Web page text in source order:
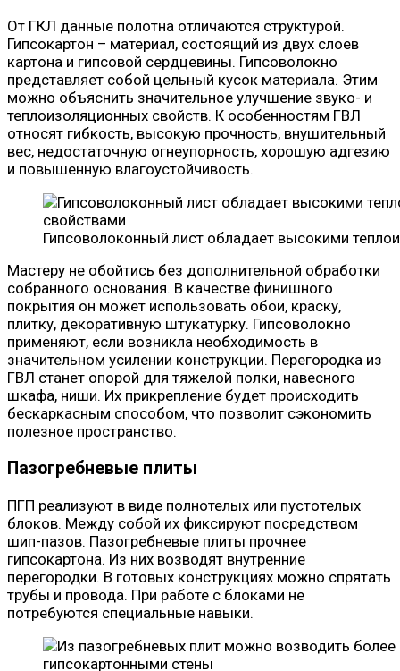
От ГКЛ данные полотна отличаются структурой.
Гипсокартон – материал, состоящий из двух слоев
картона и гипсовой сердцевины. Гипсоволокно
представляет собой цельный кусок материала. Этим
можно объяснить значительное улучшение звуко- и
теплоизоляционных свойств. К особенностям ГВЛ
относят гибкость, высокую прочность, внушительный
вес, недостаточную огнеупорность, хорошую адгезию
и повышенную влагоустойчивость.
Гипсоволоконный лист обладает высокими
Мастеру не обойтись без дополнительной обработки
собранного основания. В качестве финишного
покрытия он может использовать обои, краску,
плитку, декоративную штукатурку. Гипсоволокно
применяют, если возникла необходимость в
значительном усилении конструкции. Перегородка из
ГВЛ станет опорой для тяжелой полки, навесного
шкафа, ниши. Их прикрепление будет происходить
бескаркасным способом, что позволит сэкономить
полезное пространство.
Пазогребневые плиты
ПГП реализуют в виде полнотелых или пустотелых
блоков. Между собой их фиксируют посредством
шип-пазов. Пазогребневые плиты прочнее
гипсокартона. Из них возводят внутренние
перегородки. В готовых конструкциях можно спрятать
трубы и провода. При работе с блоками не
потребуются специальные навыки.